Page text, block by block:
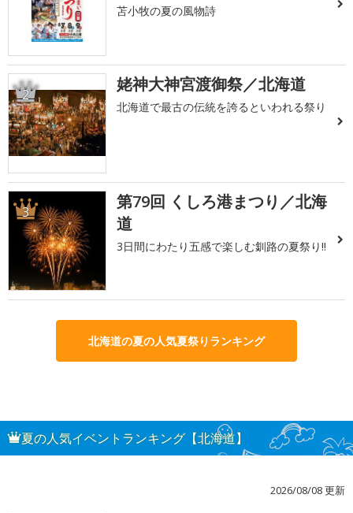
苫小牧の夏の風物詩
2 姥神大神宮渡御祭／北海道
北海道で最古の伝統を誇るといわれる祭り
3
第79回 くしろ港まつり／北海
道
3日間にわたり五感で楽しむ釧路の夏祭り!!
北海道の夏の人気夏祭りランキング
夏の人気イベントランキング【北海道】
2026/08/08 更新